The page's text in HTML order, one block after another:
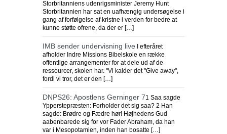
Storbritanniens udenrigsminister Jeremy Hunt
Storbritannien har sat en uafhængig undersøgelse i
gang af forfølgelse af kristne i verden for bedre at
kunne støtte ofrene, da der er […]
IMB sender undervisning live I efteråret
afholder Indre Missions Bibelskole en række
offentlige arrangementer for at dele ud af de
ressourcer, skolen har. "Vi kalder det "Give away",
fordi vi tror, det er den […]
DNPS26: Apostlens Gerninger 71 Saa sagde
Ypperstepræsten: Forholder det sig saa? 2 Han
sagde: Brødre og Fædre hør! Højhedens Gud
aabenbarede sig for vor Fader Abraham, da han
var i Mesopotamien, inden han bosatte […]